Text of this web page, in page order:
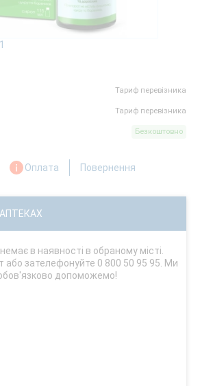
Тариф перевізника
Тариф перевізника
Безкоштовно
Оплата Повернення
в наявності в обраному місті.
або зателефонуйте 0 800 50 95 95. Ми
допоможемо!